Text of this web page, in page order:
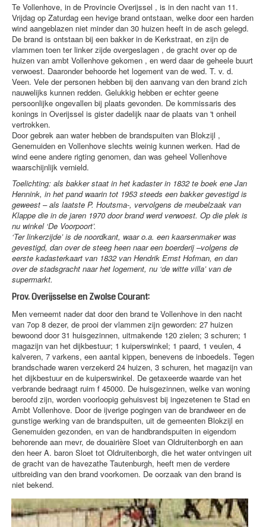
Te Vollenhove, in de Provincie Overijssel , is in den nacht van 11.
Vrijdag op Zaturdag een hevige brand ontstaan, welke door een harden
wind aangeblazen niet minder dan 30 huizen heeft in de asch gelegd.
De brand is ontstaan bij een bakker in de Kerkstraat, en zijn de
vlammen toen ter linker zijde overgeslagen , de gracht over op de
huizen van ambt Vollenhove gekomen , en werd daar de geheele buurt
verwoest. Daaronder behoorde het logement van de wed. T. v. d.
Veen. Vele der personen hebben bij den aanvang van den brand zich
nauwelijks kunnen redden. Gelukkig hebben er echter geene
persoonlijke ongevallen bij plaats gevonden. De kommissaris des
konings in Overijssel is gister dadelijk naar de plaats van 't onheil
vertrokken.
Door gebrek aan water hebben de brandspuiten van Blokzijl ,
Genemuiden en Vollenhove slechts weinig kunnen werken. Had de
wind eene andere rigting genomen, dan was geheel Vollenhove
waarschijnlijk vernield.
Toelichting: als bakker staat in het kadaster in 1832 te boek ene Jan
Hennink, in het pand waarin tot 1953 steeds een bakker gevestigd is
geweest – als laatste P. Houtsma-, vervolgens de meubelzaak van
Klappe die in de jaren 1970 door brand werd verwoest. Op die plek is
nu winkel ‘De Voorpoort’.
‘Ter linkerzijde’ is de noordkant, waar o.a. een kaarsenmaker was
gevestigd, dan over de steeg heen naar een boerderij –volgens de
eerste kadasterkaart van 1832 van Hendrik Ernst Hofman, en dan
over de stadsgracht naar het logement, nu ‘de witte villa’ van de
supermarkt.
Prov. Overijsselse en Zwolse Courant:
Men verneemt nader dat door den brand te Vollenhove in den nacht
van 7op 8 dezer, de prooi der vlammen zijn geworden: 27 huizen
bewoond door 31 huisgezinnen, uitmakende 120 zielen; 3 schuren; 1
magazijn van het dijkbestuur; 1 kuiperswinkel; 1 paard, 1 veulen, 4
kalveren, 7 varkens, een aantal kippen, benevens de inboedels. Tegen
brandschade waren verzekerd 24 huizen, 3 schuren, het magazijn van
het dijkbestuur en de kuiperswinkel. De getaxeerde waarde van het
verbrande bedraagt ruim f 45000. De huisgezinnen, welke van woning
beroofd zijn, worden voorloopig gehuisvest bij ingezetenen te Stad en
Ambt Vollenhove. Door de ijverige pogingen van de brandweer en de
gunstige werking van de brandspuiten, uit de gemeenten Blokzijl en
Genemuiden gezonden, en van de handbrandspuiten in eigendom
behorende aan mevr, de douairière Sloet van Oldruitenborgh en aan
den heer A. baron Sloet tot Oldruitenborgh, die het water ontvingen uit
de gracht van de havezathe Tautenburgh, heeft men de verdere
uitbreiding van den brand voorkomen. De oorzaak van den brand is
niet bekend.